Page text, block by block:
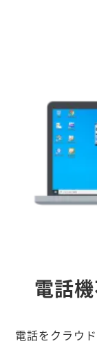
電話
電話をクラウ